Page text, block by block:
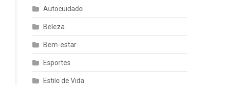
Autocuidado
Beleza
Bem-estar
Esportes
Estilo de Vida